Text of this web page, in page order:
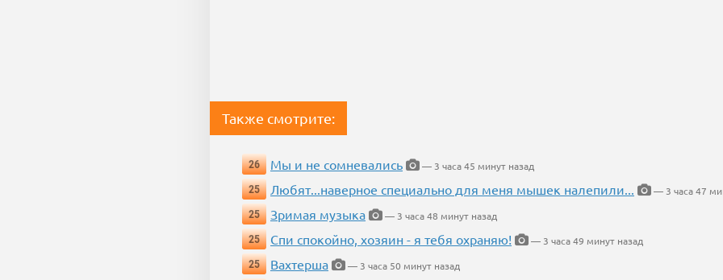
Также смотрите:
26 Мы и не сомневались
— 3 часа 45 минут назад
25
Любят...наверное специально для меня мышек налепили...
— 3 часа 47
25
Зримая музыка
— 3 часа 48 минут назад
25
Спи спокойно, хозяин - я тебя охраняю!
— 3 часа 49 минут назад
25
Вахтерша
— 3 часа 50 минут назад